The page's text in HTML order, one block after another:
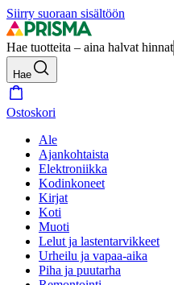
Siirry suoraan sisältöön
Hae tuotteita – aina halvat hinnat
Hae
Ostoskori
Ale
Ajankohtaista
Elektroniikka
Kodinkoneet
Kirjat
Koti
Muoti
Lelut ja lastentarvikkeet
Urheilu ja vapaa-aika
Piha ja puutarha